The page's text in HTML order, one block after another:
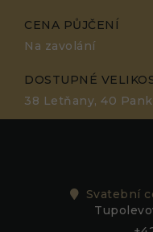
CENA PŮJČENÍ
Na zavolání
DOSTUPNÉ
38 Letňany, 40
Svatební